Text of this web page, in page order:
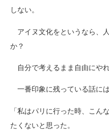
しない。
アイヌ文化をというなら、
か？
自分で考えるまま自由にや
一番印象に残っている話に
「私はパリに行った時、こん
たくないと思った。